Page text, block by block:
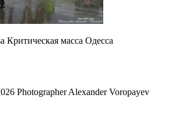
Критическая масса Одесса
Photographer Alexander Voropayev